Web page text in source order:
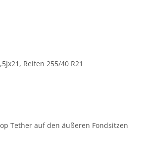
Reifen 255/40 R21
Tether auf den äußeren Fondsitzen